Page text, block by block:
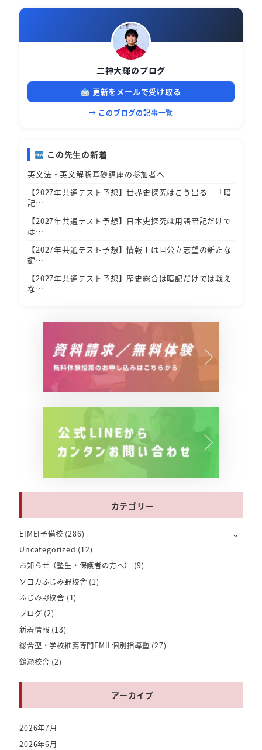
二神大輝のブログ
更新をメールで受け取る
→ このブログの記事一覧
この先生の新着
英文法・英文解釈基礎講座の参加者へ
【2027年共通テスト予想】世界史探究はこう出る｜「暗
記…
【2027年共通テスト予想】日本史探究は用語暗記だけで
は…
【2027年共通テスト予想】情報Ⅰは国公立志望の新たな
鍵…
【2027年共通テスト予想】歴史総合は暗記だけでは戦え
な…
カテゴリー
EIMEI予備校 (286)
Uncategorized (12)
お知らせ（塾生・保護者の方へ）
(9)
ソヨカふじみ野校舎 (1)
ふじみ野校舎 (1)
ブログ (2)
新着情報 (13)
総合型・学校推薦専門EMiL個別指導塾 (27)
鶴瀬校舎 (2)
アーカイブ
2026年7月
2026年6月